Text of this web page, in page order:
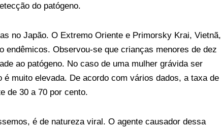
do patógeno.
no Japão. O Extremo Oriente e Primorsky Krai, Vietnã,
endêmicos. Observou-se que crianças menores de dez
ao patógeno. No caso de uma mulher grávida ser
é muito elevada. De acordo com vários dados, a taxa de
de 30 a 70 por cento.
é de natureza viral. O agente causador dessa